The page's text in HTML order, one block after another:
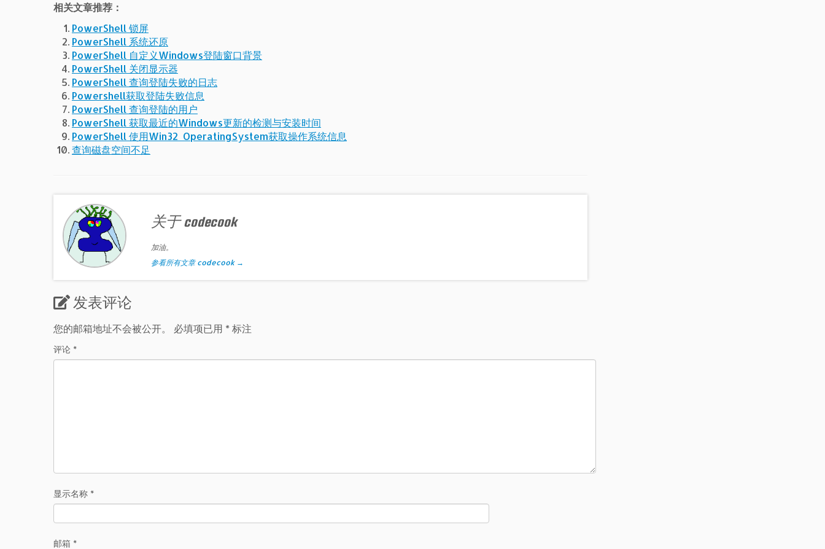
相关文章推荐：
PowerShell 锁屏
PowerShell 系统还原
PowerShell 自定义Windows登陆窗口背景
PowerShell 关闭显示器
PowerShell 查询登陆失败的日志
Powershell获取登陆失败信息
PowerShell 查询登陆的用户
PowerShell 获取最近的Windows更新的检测与安装时间
PowerShell 使用Win32_OperatingSystem获取操作系统信息
查询磁盘空间不足
关于 codecook
加油。
参看所有文章 codecook →
发表评论
您的邮箱地址不会被公开。 必填项已用 *标注
评论 *
显示名称 *
邮箱 *